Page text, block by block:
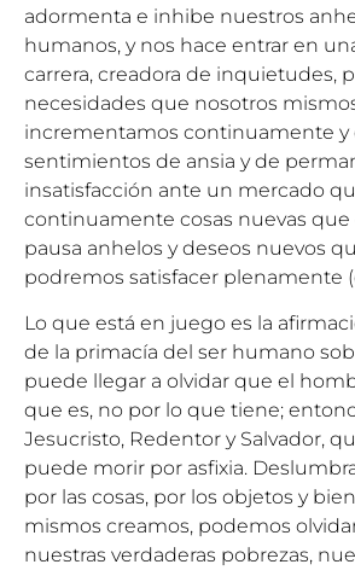
adormenta e inhibe nuestros
humanos, y nos hace entrar en
carrera, creadora de inquietudes,
necesidades que nosotros
incrementamos continuamente
sentimientos de ansia y de
insatisfacción ante un mercado
continuamente cosas nuevas
pausa anhelos y deseos nuevos
podremos satisfacer plenamente
Lo que está en juego es la
de la primacía del ser humano
puede llegar a olvidar que el
que es, no por lo que tiene;
Jesucristo, Redentor y Salvador,
puede morir por asfixia.
por las cosas, por los objetos y
mismos creamos, podemos
nuestras verdaderas pobrezas,